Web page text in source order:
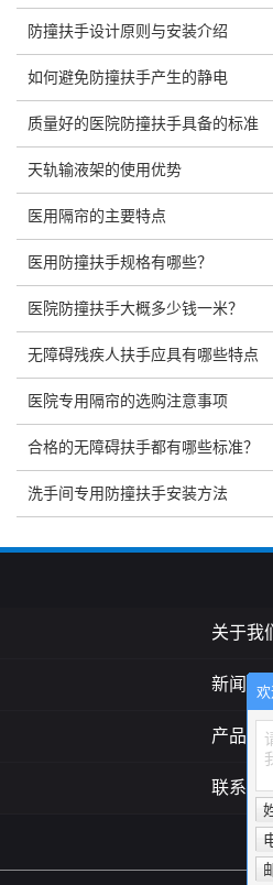
防撞扶手设计原则与安装介绍
如何避免防撞扶手产生的静电
质量好的医院防撞扶手具备的标准
天轨输液架的使用优势
医用隔帘的主要特点
医用防撞扶手规格有哪些？
医院防撞扶手大概多少钱一米？
无障碍残疾人扶手应具有哪些特点
医院专用隔帘的选购注意事项
合格的无障碍扶手都有哪些标准？
洗手间专用防撞扶手安装方法
关于我们
新闻中
产品中
联系我